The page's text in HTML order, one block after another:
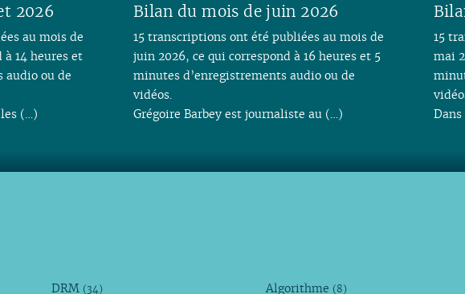
2026
au mois de
14 heures et
audio ou de
(…)
Bilan du mois de juin 2026
15 transcriptions ont été publiées au mois de
juin 2026, ce qui correspond à 16 heures et 5
minutes d’enregistrements audio ou de
vidéos.
Grégoire Barbey est journaliste au (…)
15
mai
DRM (34) Algorithme (8)